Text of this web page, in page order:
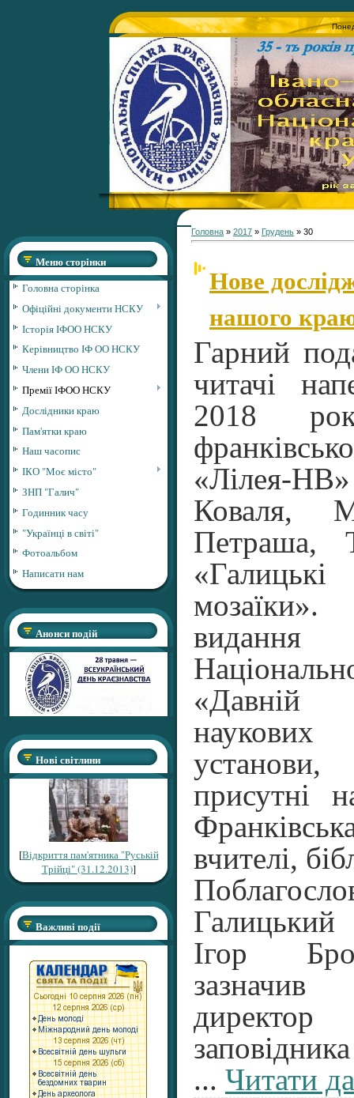
Меню сторінки
Головна сторінка
Офіційні документи НСКУ
Історія ІФОО НСКУ
Керівництво ІФ ОО НСКУ
Члени ІФ ОО НСКУ
Премії ІФОО НСКУ
Дослідники краю
Пам'ятки краю
Наш часопис
ІКО "Моє місто"
ЗНП "Галич"
Годинник часу
"Українці в світі"
Фотоальбом
Написати нам
Анонси подій
Нові світлини
[Відкриття пам'ятника "Руській
Трійці" (31.12.2013)]
Важливі події
Головна » 2017 » Грудень » 30
Нове
нашого
Гарний
читачі
2018
«Лілея-
Коваля,
Петраша,
видання
«Давній
наукових
присутні
вчителі,
Ігор
директор
... Читати